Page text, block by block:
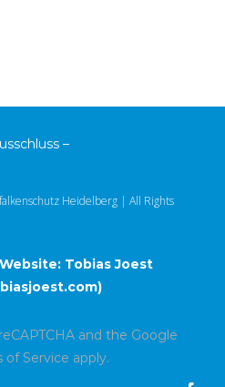
–
Heidelberg | All Rights
Tobias Joest
)
and the Google
of Service apply.